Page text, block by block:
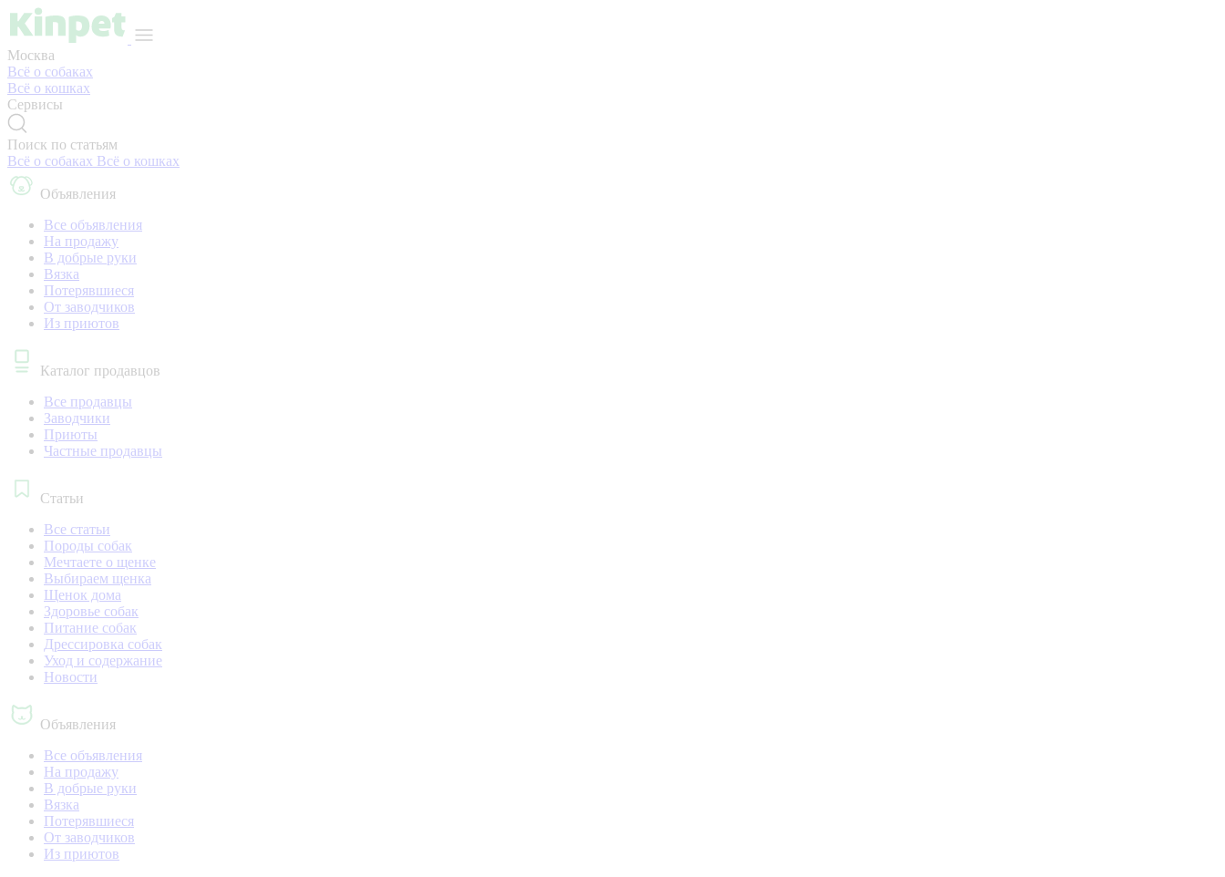
Москва
Всё о собаках
Всё о кошках
Сервисы
Поиск по статьям
Всё о собаках Всё о кошках
Объявления
Все объявления
На продажу
В добрые руки
Вязка
Потерявшиеся
От заводчиков
Из приютов
Каталог продавцов
Все продавцы
Заводчики
Приюты
Частные продавцы
Статьи
Все статьи
Породы собак
Мечтаете о щенке
Выбираем щенка
Щенок дома
Здоровье собак
Питание собак
Дрессировка собак
Уход и содержание
Новости
Объявления
Все объявления
На продажу
В добрые руки
Вязка
Потерявшиеся
От заводчиков
Из приютов